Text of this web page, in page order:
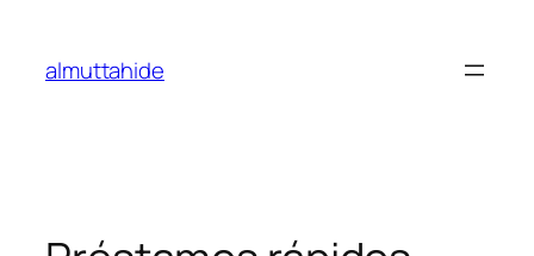
content
almuttahide